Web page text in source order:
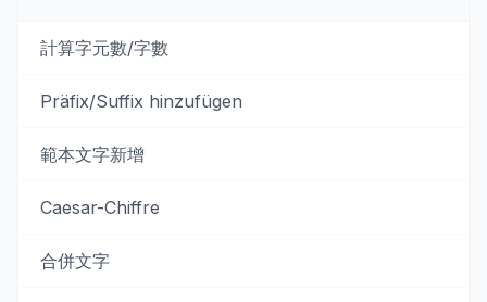
計算字元數/字數
Präfix/Suffix hinzufügen
範本文字新增
Caesar-Chiffre
合併文字